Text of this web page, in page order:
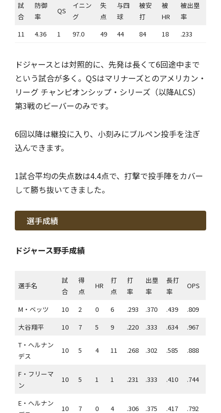
試
合
防御
率
QS
イニン
グ
失
点
与四
球
被安
打
被
HR
被出塁
率
11
4.36 1 97.0 49 44 84 18 .233
ドジャースとは対照的に、先発は長くて6回途中まで
という試合が多く。QSはマリナーズとのアメリカン・
リーグ チャンピオンシップ・シリーズ（以降ALCS）
第3戦のビーバーのみです。
6回以降は継投に入り、小刻みにブルペン投手を注ぎ
込んできます。
1試合平均の失点数は4.4点で、打撃で投手陣をカバー
して勝ち抜いてきました。
選手成績
ドジャース野手成績
選手名
試
合
得
点
HR
打
点
打
率
出塁
率
長打
率
OPS
M・ベッツ 10 2 0 6 .293 .370 .439
.809
大谷翔平
10 7 5 9 .220 .333 .634
.967
T・ヘルナン
デス
10 5 4 11 .268 .302 .585 .888
F・フリーマ
ン
10 5 1 1 .231 .333 .410 .744
E・ヘルナン
10 7 0 4 .306 .375 .417 .792